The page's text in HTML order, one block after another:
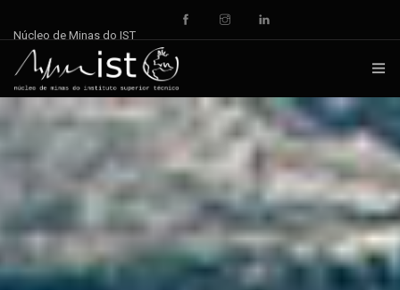
Núcleo de Minas do IST
INÍCIO
DOCUMENTOS
EVENTOS
REPOSITÓRIO